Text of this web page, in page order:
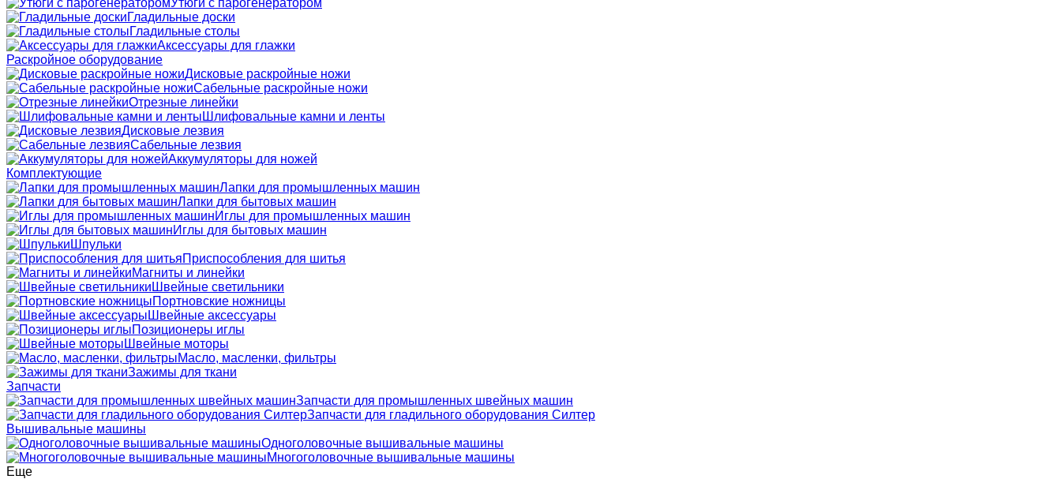
Утюги с парогенератором
Гладильные доски
Гладильные столы
Аксессуары для глажки
Раскройное оборудование
Дисковые раскройные ножи
Сабельные раскройные ножи
Отрезные линейки
Шлифовальные камни и ленты
Дисковые лезвия
Сабельные лезвия
Аккумуляторы для ножей
Комплектующие
Лапки для промышленных машин
Лапки для бытовых машин
Иглы для промышленных машин
Иглы для бытовых машин
Шпульки
Приспособления для шитья
Магниты и линейки
Швейные светильники
Портновские ножницы
Швейные аксессуары
Позиционеры иглы
Швейные моторы
Масло, масленки, фильтры
Зажимы для ткани
Запчасти
Запчасти для промышленных швейных машин
Запчасти для гладильного оборудования Силтер
Вышивальные машины
Одноголовочные вышивальные машины
Многоголовочные вышивальные машины
Еще